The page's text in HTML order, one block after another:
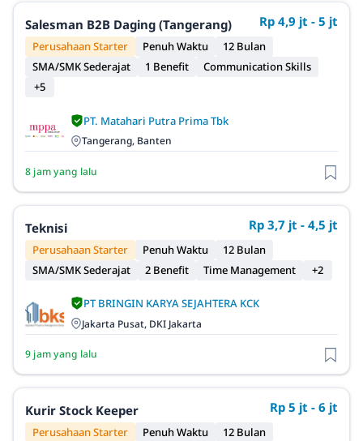
Salesman B2B Daging (Tangerang) Rp 4,9 jt - 5 jt
Perusahaan Starter Penuh Waktu
12 Bulan
SMA/SMK Sederajat
1 Benefit
Communication Skills
+5
PT. Matahari Putra Prima Tbk
Tangerang, Banten
8 jam yang lalu
Teknisi Rp 3,7 jt - 4,5 jt
Perusahaan Starter Penuh Waktu
12 Bulan
SMA/SMK Sederajat
2 Benefit Time Management +2
PT BRINGIN KARYA SEJAHTERA KCK
Jakarta Pusat, DKI Jakarta
9 jam yang lalu
Kurir Stock Keeper Rp 5 jt - 6 jt
Perusahaan Starter Penuh Waktu
12 Bulan